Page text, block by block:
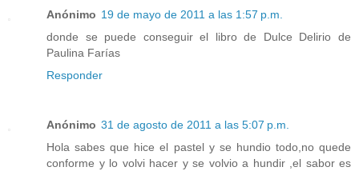
Anónimo 19 de mayo de 2011 a las 1:57 p.m.
donde se puede conseguir el libro de Dulce Delirio de
Paulina Farías
Responder
Anónimo 31 de agosto de 2011 a las 5:07 p.m.
Hola sabes que hice el pastel y se hundio todo,no quede
conforme y lo volvi hacer y se volvio a hundir ,el sabor es